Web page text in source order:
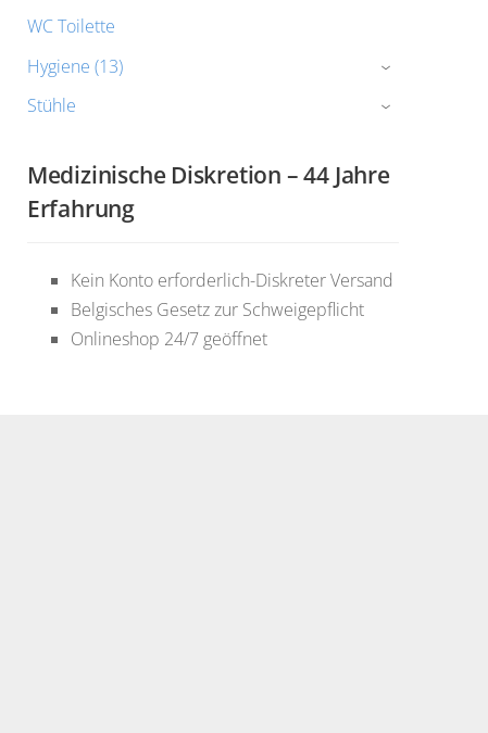
WC Toilette
Hygiene (13)
›
Stühle ›
Medizinische Diskretion – 44 Jahre
Erfahrung
Kein Konto erforderlich-Diskreter Versand
Belgisches Gesetz zur Schweigepflicht
Onlineshop 24/7 geöffnet